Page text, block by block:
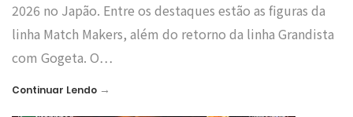
2026 no Japão. Entre os destaques estão as figuras da
linha Match Makers, além do retorno da linha Grandista
com Gogeta. O…
Continuar Lendo →